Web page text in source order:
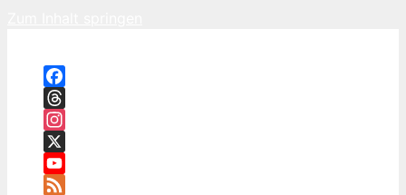
Facebook
Threads
Instagram
X
YouTube